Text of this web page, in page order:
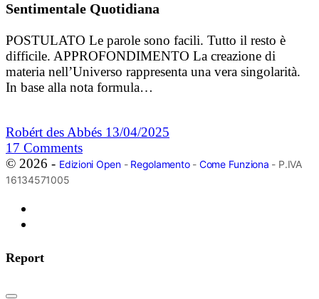
Sentimentale Quotidiana
POSTULATO Le parole sono facili. Tutto il resto è
difficile. APPROFONDIMENTO La creazione di
materia nell’Universo rappresenta una vera singolarità.
In base alla nota formula…
Robért des Abbés 13/04/2025
17 Comments
© 2026 - Edizioni Open- Regolamento- Come Funziona - P.IVA
16134571005
Report